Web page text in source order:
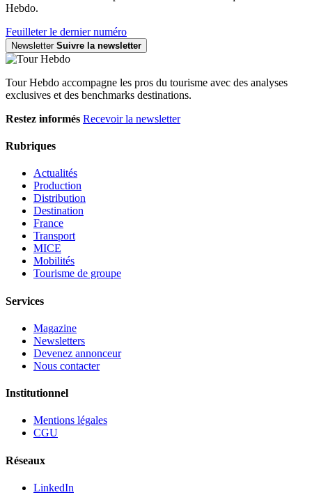
Hebdo.
Feuilleter le dernier numéro
Newsletter Suivre la newsletter
Tour Hebdo accompagne les pros du tourisme avec des analyses
exclusives et des benchmarks destinations.
Restez informés Recevoir la newsletter
Rubriques
Actualités
Production
Distribution
Destination
France
Transport
MICE
Mobilités
Tourisme de groupe
Services
Magazine
Newsletters
Devenez annonceur
Nous contacter
Institutionnel
Mentions légales
CGU
Réseaux
LinkedIn